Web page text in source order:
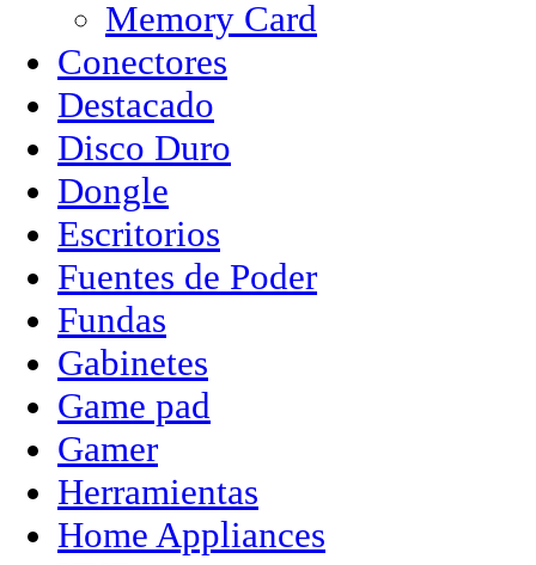
Memory Card
Conectores
Destacado
Disco Duro
Dongle
Escritorios
Fuentes de Poder
Fundas
Gabinetes
Game pad
Gamer
Herramientas
Home Appliances